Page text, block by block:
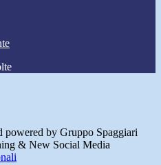
powered by Gruppo Spaggiari
& New Social Media